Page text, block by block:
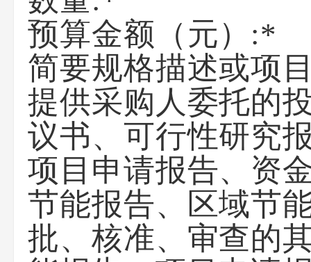
预算金额（元）:*
简要规格描述或项
提供采购人委托的
议书、可行性研究
项目申请报告、资
节能报告、区域节
批、核准、审查的